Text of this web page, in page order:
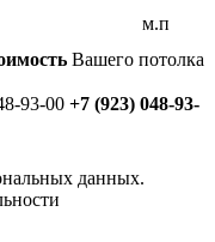
м.п
Вашего потолка
93-00 +7 (923) 048-93-
данных.